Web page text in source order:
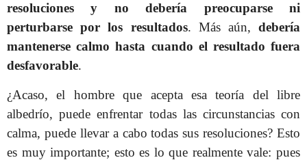
resoluciones y no debería preocuparse ni
perturbarse por los resultados. Más aún, debería
mantenerse calmo hasta cuando el resultado fuera
desfavorable.
¿Acaso, el hombre que acepta esa teoría del libre
albedrío, puede enfrentar todas las circunstancias con
calma, puede llevar a cabo todas sus resoluciones? Esto
es muy importante; esto es lo que realmente vale: pues